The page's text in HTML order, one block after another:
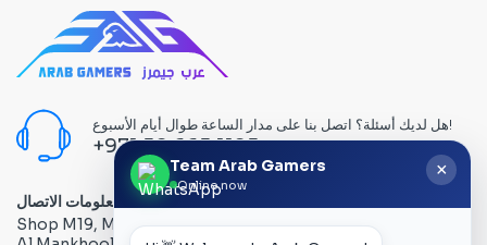
هل لديك أسئلة؟ اتصل بنا على مدار الساعة طوال أيام الأسبوع!
+971 58 665 1195
معلومات الاتصال
Shop M19, Mezzanine floor, Al Ain Center, Computer Plaza,
×
Team Arab Gamers
Online now